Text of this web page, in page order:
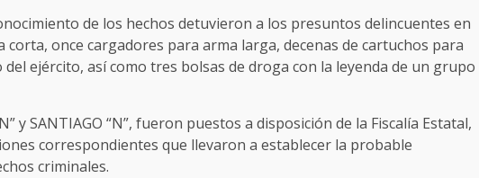
de los hechos detuvieron a los presuntos delincuentes en
once cargadores para arma larga, decenas de cartuchos para
ejército, así como tres bolsas de droga con la leyenda de un grupo
y SANTIAGO “N”, fueron puestos a disposición de la Fiscalía Estatal,
correspondientes que llevaron a establecer la probable
criminales.